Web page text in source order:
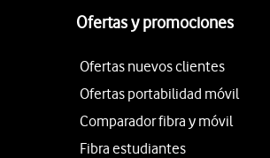
Ofertas y promociones
Ofertas nuevos clientes
Ofertas portabilidad móvil
Comparador fibra y móvil
Fibra estudiantes